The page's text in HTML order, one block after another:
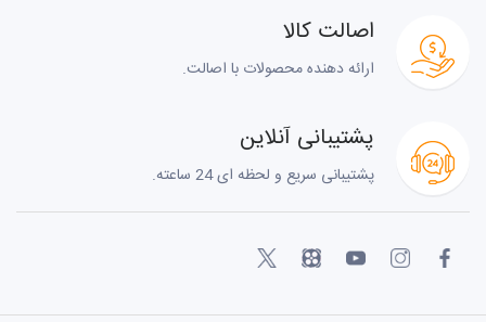
اصالت کالا
ارائه دهنده محصولات با اصالت.
پشتیبانی آنلاین
پشتیبانی سریع و لحظه ای 24 ساعته.